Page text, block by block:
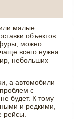
малые
объектов
фуры, можно
всего нужна
небольших
а автомобили
проблем с
будет. К тому
и редкими,
рейсы.